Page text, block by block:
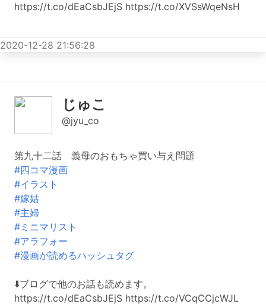
https://t.co/dEaCsbJEjS https://t.co/XVSsWqeNsH
2020-12-28 21:56:28
じゅこ
@jyu_co
第九十二話 義母のおもちゃ買い与え問題
#四コマ漫画
#イラスト
#嫁姑
#主婦
#ミニマリスト
#アラフォー
#漫画が読めるハッシュタグ
⬇️ブログで他のお話も読めます。
https://t.co/dEaCsbJEjS https://t.co/VCqCCjcWJL